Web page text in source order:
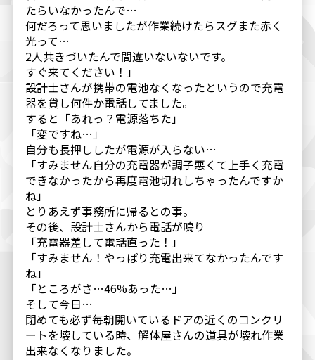
たらいなかったんで…
何だろって思いましたが作業続けたらスグまた赤く
光って…
2人共きづいたんで間違いないないです。
すぐ来てください！」
設計士さんが携帯の電池なくなったというので充電
器を貸し何件か電話してました。
すると「あれっ？電源落ちた」
「変ですね…」
自分も長押ししたが電源が入らない…
「すみません自分の充電器が調子悪くて上手く充電
できなかったから再度電池切れしちゃったんですか
ね」
とりあえず事務所に帰るとの事。
その後、設計士さんから電話が鳴り
「充電器差して電話直った！」
「すみません！やっぱり充電出来てなかったんです
ね」
「ところがさ…46%あった…」
そして今日…
閉めても必ず毎朝開いているドアの近くのコンクリ
ートを壊している時、解体屋さんの道具が壊れ作業
出来なくなりました。